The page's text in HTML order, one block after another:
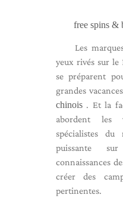
free spins &
Les
yeux rivés sur le
se préparent
grandes
chinois . Et la
abordent les
spécialistes du
puissante
connaissances
créer des
pertinentes.